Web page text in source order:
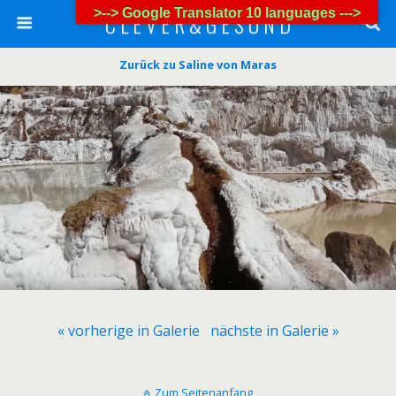
C L E V E R & G E S U N D
Zurück zu Saline von Maras
« vorherige in Galerie nächste in Galerie »
Zum Seitenanfang
>--> Google Translator 10 languages --->